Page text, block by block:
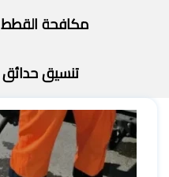
مكافحة القطط
تنسيق حدائق